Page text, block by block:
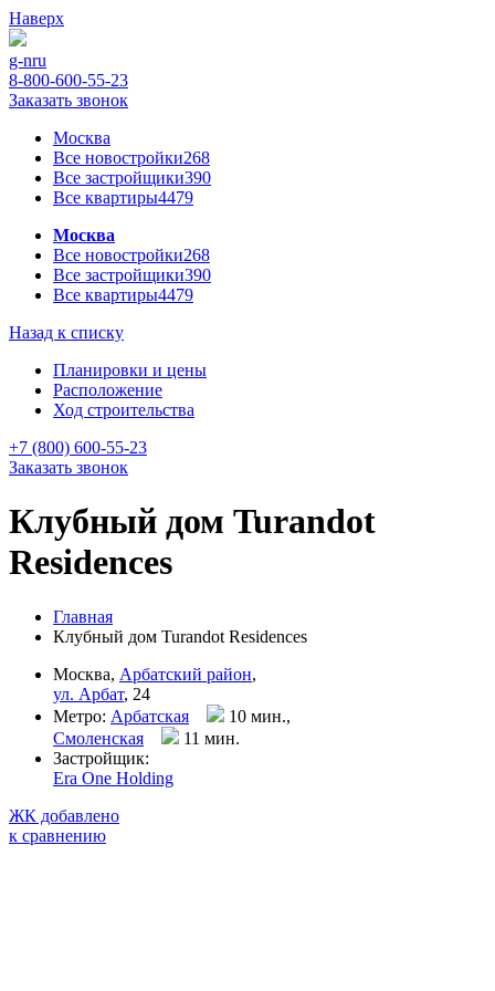
Наверх
g-nru
8-800-600-55-23
Заказать звонок
Москва
Все новостройки268
Все застройщики390
Все квартиры4479
Москва
Все новостройки268
Все застройщики390
Все квартиры4479
Назад к списку
Планировки и цены
Расположение
Ход строительства
+7 (800) 600-55-23
Заказать звонок
Клубный дом Turandot
Residences
Главная
Клубный дом Turandot Residences
Москва, Арбатский район,
ул. Арбат, 24
Метро: Арбатская
10 мин.,
Смоленская
11 мин.
Застройщик:
Era One Holding
ЖК добавлено
к сравнению